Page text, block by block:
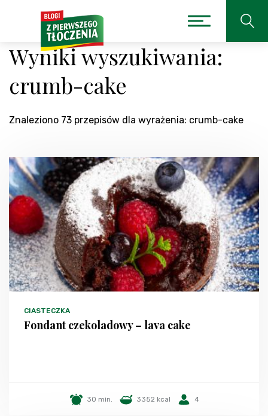
Wyniki wyszukiwania:
crumb-cake
Znaleziono 73 przepisów dla wyrażenia: crumb-cake
CIASTECZKA
Fondant czekoladowy – lava cake
30 min. 3352 kcal 4